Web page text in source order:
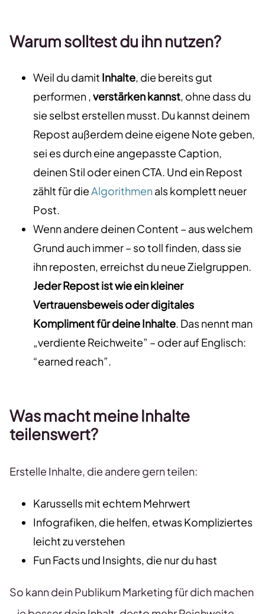
Warum solltest du ihn nutzen?
Weil du damit Inhalte, die bereits gut
performen ,verstärken kannst, ohne dass du
sie selbst erstellen musst. Du kannst deinem
Repost außerdem deine eigene Note geben,
sei es durch eine angepasste Caption,
deinen Stil oder einen CTA. Und ein Repost
zählt für dieAlgorithmenals komplett neuer
Post.
Wenn andere deinen Content – aus welchem
Grund auch immer – so toll finden, dass sie
ihn reposten, erreichst du neue Zielgruppen.
Jeder Repost ist wie ein kleiner
Vertrauensbeweis oder digitales
Kompliment für deine Inhalte. Das nennt man
„verdiente Reichweite” – oder auf Englisch:
“earned reach”.
Was macht meine Inhalte
teilenswert?
Erstelle Inhalte, die andere gern teilen:
Karussells mit echtem Mehrwert
Infografiken, die helfen, etwas Kompliziertes
leicht zu verstehen
Fun Facts und Insights, die nur du hast
So kann dein Publikum Marketing für dich machen